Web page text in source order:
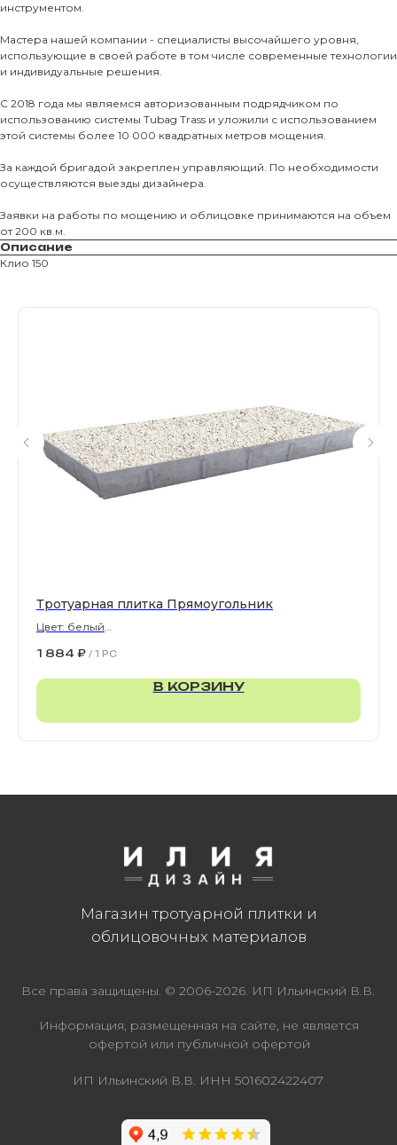
инструментом.
Мастера нашей компании - специалисты высочайшего уровня,
использующие в своей работе в том числе современные технологии
и индивидуальные решения.
С 2018 года мы являемся авторизованным подрядчиком по
использованию системы Tubag Trass и уложили с использованием
этой системы более 10 000 квадратных метров мощения.
За каждой бригадой закреплен управляющий. По необходимости
осуществляются выезды дизайнера.
Заявки на работы по мощению и облицовке принимаются на объем
от 200 кв.м.
Описание
Клио 150
Тротуарная плитка Прямоугольник
Цвет: белый
1 884 ₽ / 1 PC
В КОРЗИНУ
ИП Ильинский В.В. ИНН 501602422407
ПОМОЩЬ
Навесы,